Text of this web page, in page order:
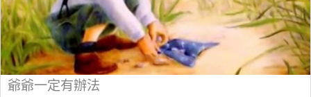
爺爺一定有辦法